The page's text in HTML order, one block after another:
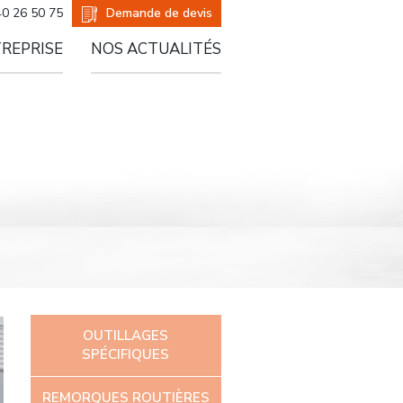
26 50 75 Demande de devis
NOS ACTUALITÉS
OUTILLAGES
SPÉCIFIQUES
REMORQUES ROUTIÈRES